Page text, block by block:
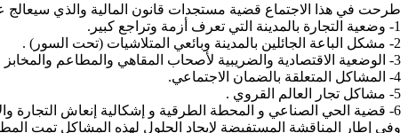
طرحت في هذا الاجتماع قضية مستجدات قانون المالية والذي سيعالج
1- وضعية التجارة بالمدينة التي تعرف أزمة وتراجع كبير.
2- مشكل الباعة الجائلين بالمدينة وبائعي المتلاشيات (تحت السور) .
3- الوضعية الاقتصادية والضريبية لأصحاب المقاهي والمطاعم والمخابز و مهنيي المجوهرات والمنعشين العقارين والتجار والمهنيين.
4- المشاكل المتعلقة بالضمان الاجتماعي.
5- مشاكل تجار العالم القروي .
6- قضية الحي الصناعي و المحطة الطرقية و إشكالية إنعاش التجارة والاقتصاد بتيزنيت.
وفي إطار المناقشة المستفيضة لإيجاد الحلول لهذه المشاكل تمت